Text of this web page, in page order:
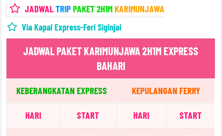
JADWALTRIPPAKET 2H1MKARIMUNJAWA
Via Kapal Express-Feri Siginjai
JADWAL PAKET KARIMUNJAWA 2H1M EXPRESS
BAHARI
KEBERANGKATAN EXPRESS KEPULANGAN FERRY
HARI START HARI START